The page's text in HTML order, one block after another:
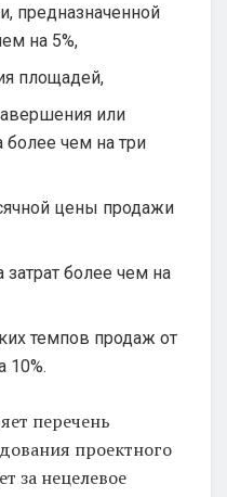
предназначенной
на 5%,
площадей,
или
более чем на три
цены продажи
более чем на
темпов продаж от
10%.
перечень
проектного
за нецелевое